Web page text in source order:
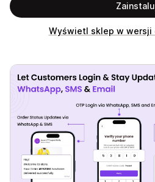
Wyświetl sklep w wersji